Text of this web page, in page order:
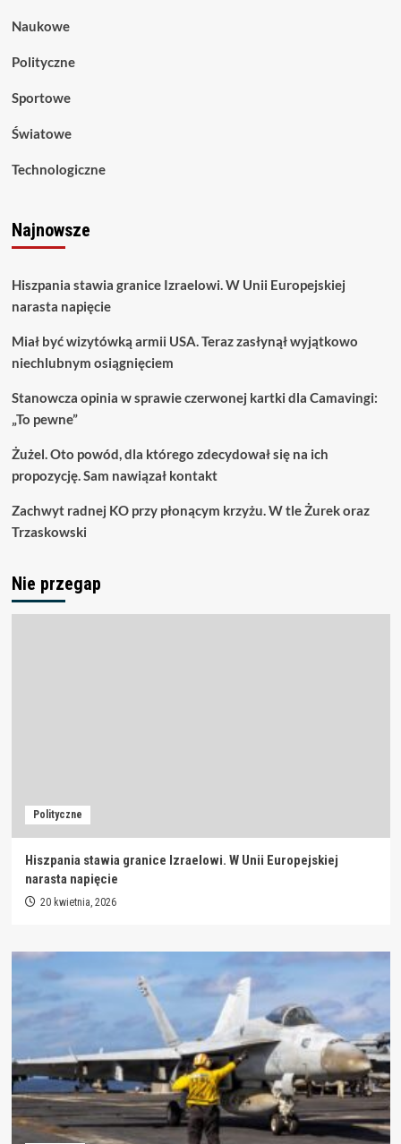
Naukowe
Polityczne
Sportowe
Światowe
Technologiczne
Najnowsze
Hiszpania stawia granice Izraelowi. W Unii Europejskiej
narasta napięcie
Miał być wizytówką armii USA. Teraz zasłynął wyjątkowo
niechlubnym osiągnięciem
Stanowcza opinia w sprawie czerwonej kartki dla Camavingi:
„To pewne”
Żużel. Oto powód, dla którego zdecydował się na ich
propozycję. Sam nawiązał kontakt
Zachwyt radnej KO przy płonącym krzyżu. W tle Żurek oraz
Trzaskowski
Nie przegap
Polityczne
Hiszpania stawia granice Izraelowi. W Unii Europejskiej
narasta napięcie
20 kwietnia, 2026